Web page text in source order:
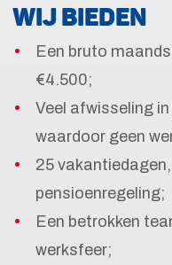
WIJ BIEDEN
Een bruto
€4.500;
Veel afwisseling
waardoor geen
25
pensioenregeling;
Een betrokken
werksfeer;